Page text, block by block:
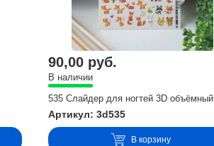
90,00 руб.
В наличии
535 Слайдер для ногтей 3D объёмный
Артикул: 3d535
В корзину